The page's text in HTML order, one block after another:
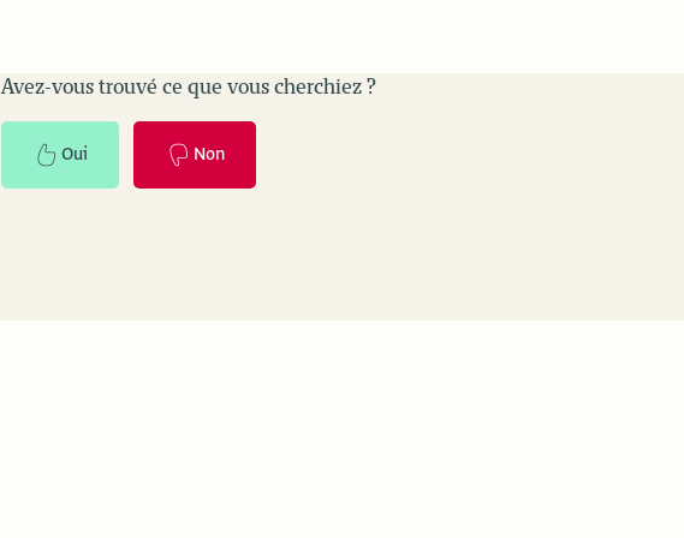
Avez-vous trouvé ce que vous cherchiez ?
Oui Non